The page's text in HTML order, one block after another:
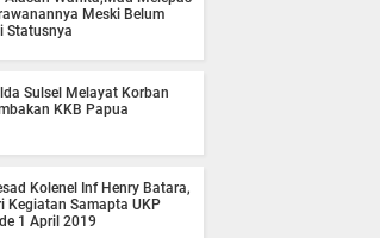
Meski Belum
Statusnya
Sulsel Melayat Korban
KKB Papua
Kolenel Inf Henry Batara,
Kegiatan Samapta UKP
1 April 2019